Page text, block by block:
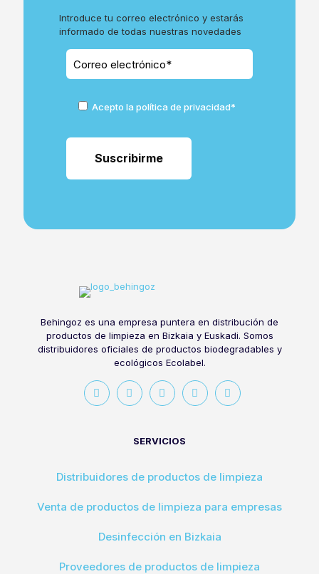
Introduce tu correo electrónico y estarás
informado de todas nuestras novedades
Acepto la política de privacidad*
Behingoz es una empresa puntera en distribución de
productos de limpieza en Bizkaia y Euskadi. Somos
distribuidores oficiales de productos biodegradables y
ecológicos Ecolabel.
SERVICIOS
Distribuidores de productos de limpieza
Venta de productos de limpieza para empresas
Desinfección en Bizkaia
Proveedores de productos de limpieza